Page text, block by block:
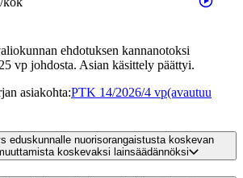
ehdotuksen kannanotoksi
vp johdosta. Asian käsittely päättyi.
asiakohta:PTK 14/2026/4 vp(avautuu
eduskunnalle nuorisorangaistusta koskevan
koskevaksi lainsäädännöksi